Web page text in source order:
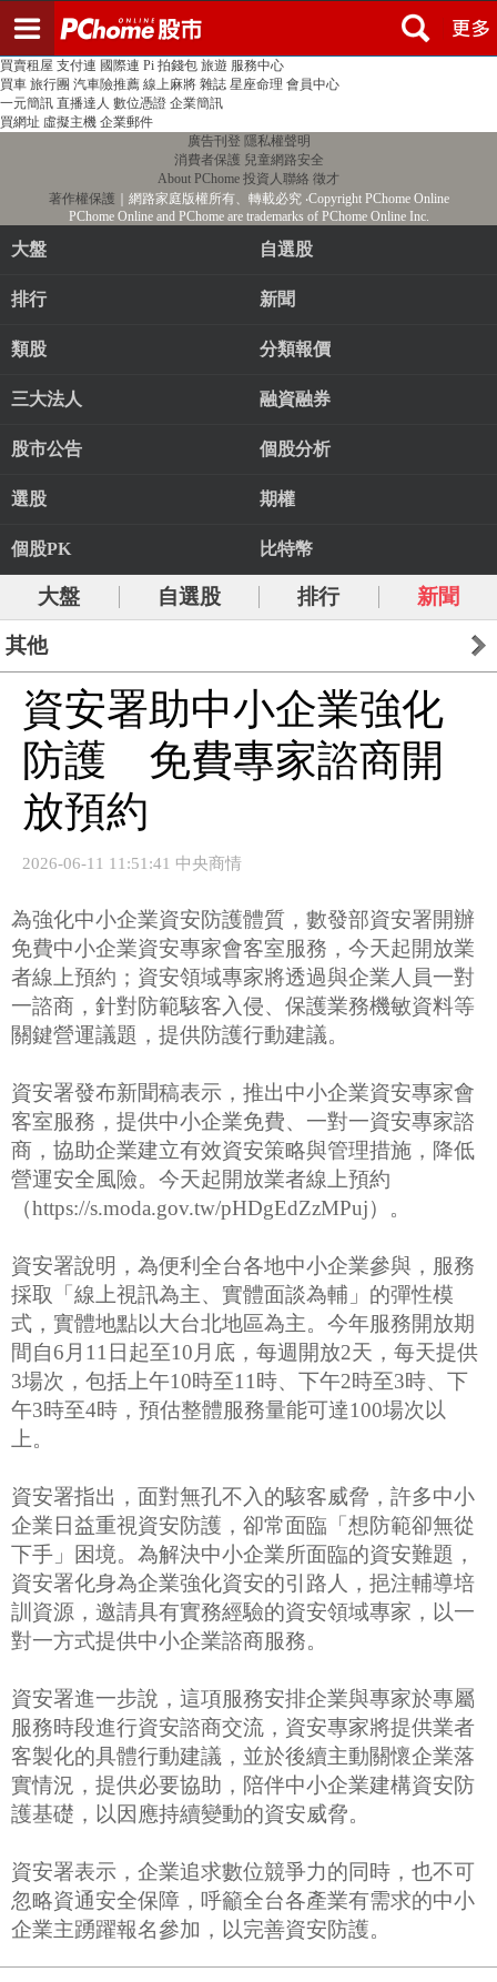
PChome首頁 線上購物 24h購物 書店
買賣租屋 支付連 國際連 Pi 拍錢包 旅遊 服務中心
買車 旅行團 汽車險推薦 線上麻將 雜誌 星座命理 會員中心
一元簡訊 直播達人 數位憑證 企業簡訊
買網址 虛擬主機 企業郵件
廣告刊登 隱私權聲明
消費者保護 兒童網路安全
About PChome 投資人聯絡 徵才
著作權保護 ｜網路家庭版權所有、轉載必究‧Copyright PChome Online
PChome Online and PChome are trademarks of PChome Online Inc.
大盤 自選股
排行 新聞
類股 分類報價
三大法人 融資融券
股市公告 個股分析
選股 期權
個股PK 比特幣
大盤 自選股 排行 新聞
其他
資安署助中小企業強化
防護 免費專家諮商開
放預約
2026-06-11 11:51:41 中央商情
為強化中小企業資安防護體質，數發部資安署開辦
免費中小企業資安專家會客室服務，今天起開放業
者線上預約；資安領域專家將透過與企業人員一對
一諮商，針對防範駭客入侵、保護業務機敏資料等
關鍵營運議題，提供防護行動建議。
資安署發布新聞稿表示，推出中小企業資安專家會
客室服務，提供中小企業免費、一對一資安專家諮
商，協助企業建立有效資安策略與管理措施，降低
營運安全風險。今天起開放業者線上預約
（https://s.moda.gov.tw/pHDgEdZzMPuj）。
資安署說明，為便利全台各地中小企業參與，服務
採取「線上視訊為主、實體面談為輔」的彈性模
式，實體地點以大台北地區為主。今年服務開放期
間自6月11日起至10月底，每週開放2天，每天提供
3場次，包括上午10時至11時、下午2時至3時、下
午3時至4時，預估整體服務量能可達100場次以
上。
資安署指出，面對無孔不入的駭客威脅，許多中小
企業日益重視資安防護，卻常面臨「想防範卻無從
下手」困境。為解決中小企業所面臨的資安難題，
資安署化身為企業強化資安的引路人，挹注輔導培
訓資源，邀請具有實務經驗的資安領域專家，以一
對一方式提供中小企業諮商服務。
資安署進一步說，這項服務安排企業與專家於專屬
服務時段進行資安諮商交流，資安專家將提供業者
客製化的具體行動建議，並於後續主動關懷企業落
實情況，提供必要協助，陪伴中小企業建構資安防
護基礎，以因應持續變動的資安威脅。
資安署表示，企業追求數位競爭力的同時，也不可
忽略資通安全保障，呼籲全台各產業有需求的中小
企業主踴躍報名參加，以完善資安防護。